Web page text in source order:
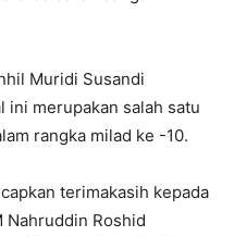
Muridi Susandi
ini merupakan salah satu
rangka milad ke -10.
terimakasih kepada
Nahruddin Roshid